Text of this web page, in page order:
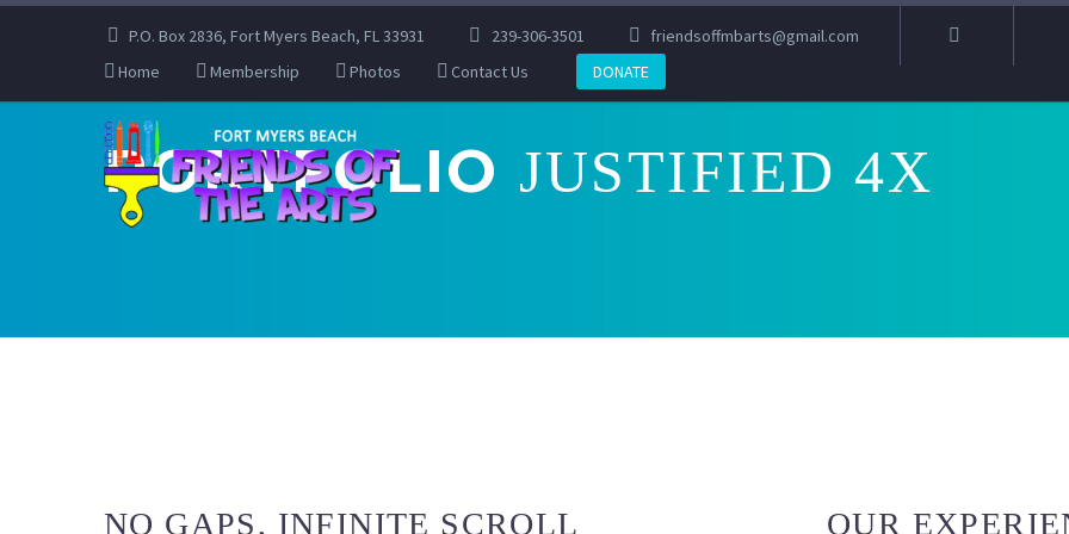
P.O. Box 2836, Fort Myers Beach, FL 33931 239-306-3501
friendsoffmbarts@gmail.com
Home
Membership Photos Contact Us DONATE
PORTFOLIO JUSTIFIED 4X
NO GAPS, INFINITE SCROLL OUR